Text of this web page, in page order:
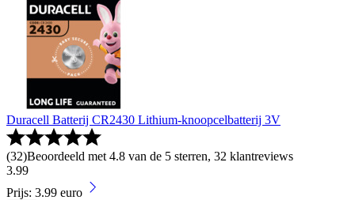
Duracell Batterij CR2430 Lithium-knoopcelbatterij 3V
(32)Beoordeeld met 4.8 van de 5 sterren, 32 klantreviews
3.99
Prijs: 3.99 euro